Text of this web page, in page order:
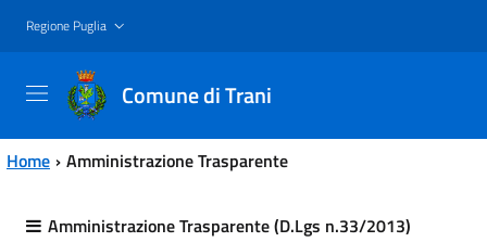
Vai al contenuto principale
Vai al menu principale
Regione Puglia
Comune di Trani
Home Amministrazione Trasparente
Amministrazione Trasparente (D.Lgs n.33/2013)